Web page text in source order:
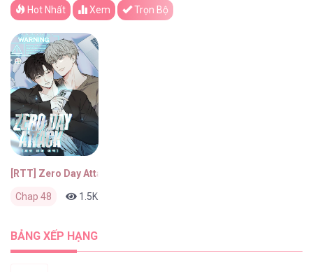
Hot Nhất Xem Trọn Bộ
[RTT] Zero Day Attack
Chap 48 1.5K
BẢNG XẾP HẠNG